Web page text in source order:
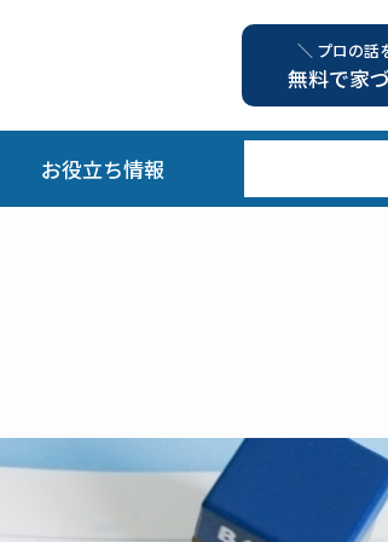
＼ プロの話
無料で家
お役立ち情報